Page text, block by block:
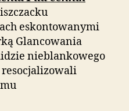
eskontowanymi
Glancowania
nieblankowego